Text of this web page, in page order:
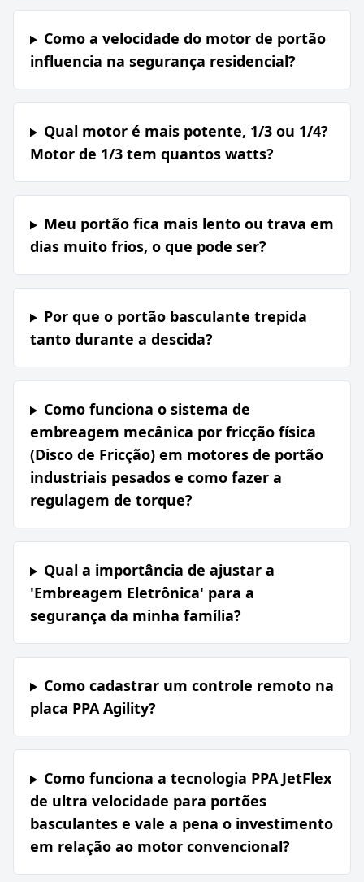
Como a velocidade do motor de portão
influencia na segurança residencial?
Qual motor é mais potente, 1/3 ou 1/4?
Motor de 1/3 tem quantos watts?
Meu portão fica mais lento ou trava em
dias muito frios, o que pode ser?
Por que o portão basculante trepida
tanto durante a descida?
Como funciona o sistema de
embreagem mecânica por fricção física
(Disco de Fricção) em motores de portão
industriais pesados e como fazer a
regulagem de torque?
Qual a importância de ajustar a
'Embreagem Eletrônica' para a
segurança da minha família?
Como cadastrar um controle remoto na
placa PPA Agility?
Como funciona a tecnologia PPA JetFlex
de ultra velocidade para portões
basculantes e vale a pena o investimento
em relação ao motor convencional?